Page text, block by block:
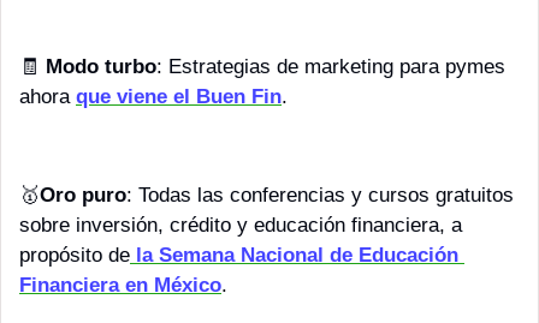
🧾 Modo turbo: Estrategias de marketing para pymes
ahora que viene el Buen Fin.
🥇Oro puro: Todas las conferencias y cursos gratuitos
sobre inversión, crédito y educación financiera, a
propósito de la Semana Nacional de Educación
Financiera en México.